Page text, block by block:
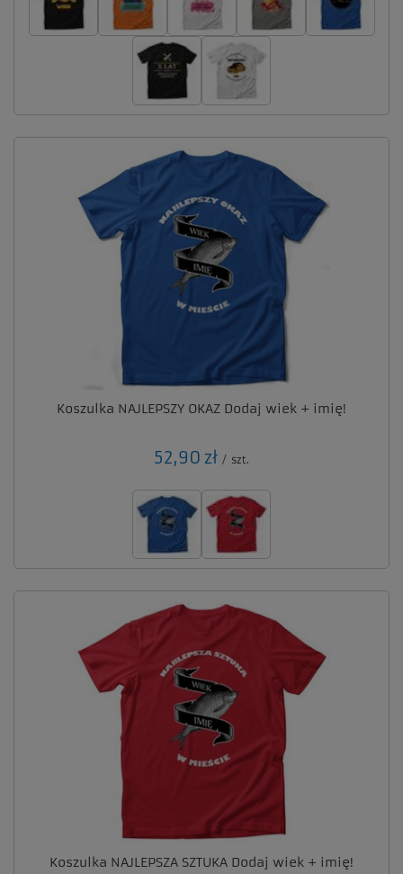
Koszulka NAJLEPSZY OKAZ Dodaj wiek + imię!
52,90 zł / szt.
Koszulka NAJLEPSZA SZTUKA Dodaj wiek + imię!